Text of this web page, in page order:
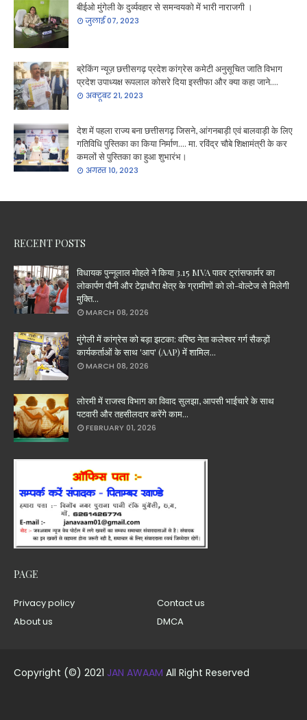
बीईओ मुंगेली के दुर्व्यवहार से समन्वयको में भारी नाराजगी ।
जुलाई 07, 2023
ब्रेकिंग न्यूज़ छत्तीसगढ़ प्रदेश कांग्रेस कमेटी अनुसूचित जाति विभाग
प्रदेश उपाध्यक्ष रूपलाल कोसरे दिया इस्तीफा और क्या कहा जाने....
अक्टूबर 21, 2023
देश में पहला राज्य बना छत्तीसगढ़ जिसने, आंगनबाड़ी एवं बालवाड़ी के लिए
गतिविधि पुस्तिका का किया निर्माण.... मा. रविंद्र चौबे शिक्षामंत्री के कर
कमलों से पुस्तिका का हुआ शुभारंभ।
अगस्त 10, 2023
RECENT POSTS
विधायक पुन्नूलाल मोहले ने किया 3.15 MVA पावर ट्रांसफार्मर का
लोकार्पण पौनी और टेढ़ाधौरा क्षेत्र के ग्रामीणों को लो-वोल्टेज से मिलेगी
मुक्ति...
MARCH 08, 2026
मुंगेली में कांग्रेस को बड़ा झटका: वरिष्ठ नेता कलेश्वर गर्ग सैकड़ों
कार्यकर्ताओं के साथ 'आप' (AAP) में शामिल...
MARCH 08, 2026
लोरमी में राजस्व विभाग का विवाद सुलझा, आपसी भाईचारे के साथ
पटवारी और तहसीलदार करेंगे काम...
FEBRUARY 01, 2026
PAGE
Privacy policy
Contact us
About us
DMCA
Copyright (©) 2021 JAN AWAAM All Right Reserved